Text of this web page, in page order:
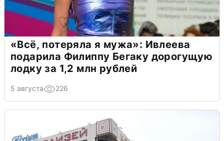
«Всё, потеряла я мужа»: Ивлеева
подарила Филиппу Бегаку дорогущую
лодку за 1,2 млн рублей
5 августа 226